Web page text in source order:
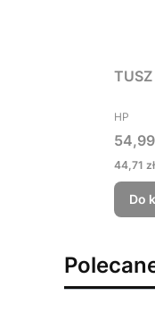
HP
Cena
54,99
Cena
44,71 zł
Do